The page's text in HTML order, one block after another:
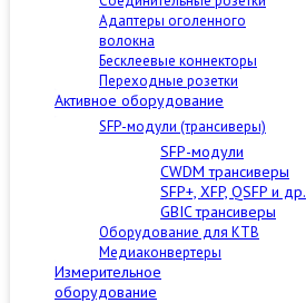
Адаптеры оголенного
волокна
Бесклеевые коннекторы
Переходные розетки
Активное оборудование
SFP-модули (трансиверы)
SFP-модули
CWDM трансиверы
SFP+, XFP, QSFP и др.
GBIC трансиверы
Оборудование для КТВ
Медиаконвертеры
Измерительное
оборудование